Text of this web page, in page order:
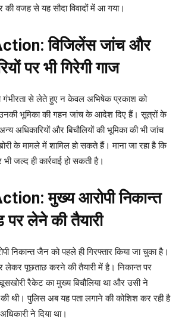
की वजह से यह सौदा विवादों में आ गया।
विजिलेंस जांच और
पर भी गिरेगी गाज
गंभीरता से लेते हुए न केवल अभिषेक प्रकाश को
उनकी भूमिका की गहन जांच के आदेश दिए हैं। सूत्रों के
अधिकारियों और बिचौलियों की भूमिका की भी जांच
के मामले में शामिल हो सकते हैं। माना जा रहा है कि
जल्द ही कार्रवाई हो सकती है।
मुख्य आरोपी निकान्त
पर लेने की तैयारी
निकान्त जैन को पहले ही गिरफ्तार किया जा चुका है।
लेकर पूछताछ करने की तैयारी में है। निकान्त पर
रैकेट का मुख्य बिचौलिया था और उसी ने
थी। पुलिस अब यह पता लगाने की कोशिश कर रही है
ने दिया था।